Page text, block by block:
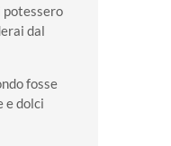
dal
fosse
e dolci